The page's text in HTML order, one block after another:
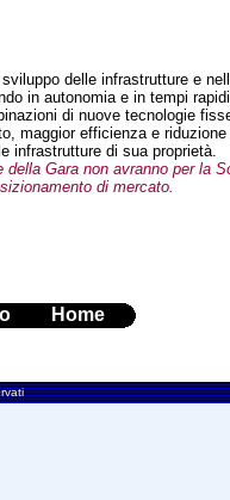
delle infrastrutture e
in autonomia e in tempi
di nuove tecnologie
maggior efficienza e
infrastrutture di sua proprietà.
Gara non avranno per la
di mercato.
Home